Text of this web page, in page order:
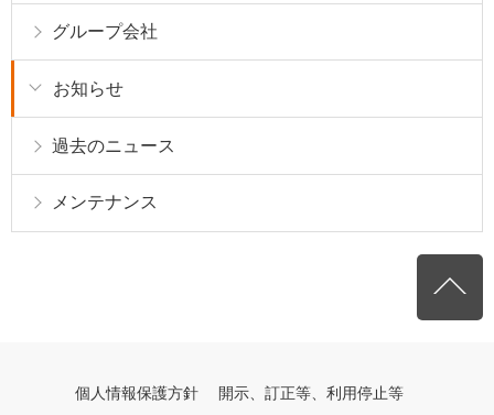
グループ会社
お知らせ
過去のニュース
メンテナンス
個人情報保護方針 開示、訂正等、利用停止等